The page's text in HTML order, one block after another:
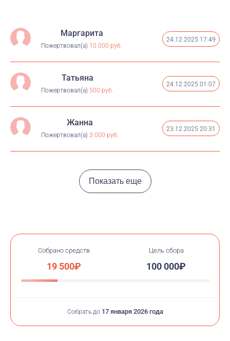
Маргарита
Пожертвовал(а) 10 000 руб.
24.12.2025 17:49
Татьяна
Пожертвовал(а) 500 руб.
24.12.2025 01:07
Жанна
Пожертвовал(а) 3 000 руб.
23.12.2025 20:31
Показать еще
Собрано средств
19 500₽
Цель сбора
100 000₽
Собрать до 17 января 2026 года